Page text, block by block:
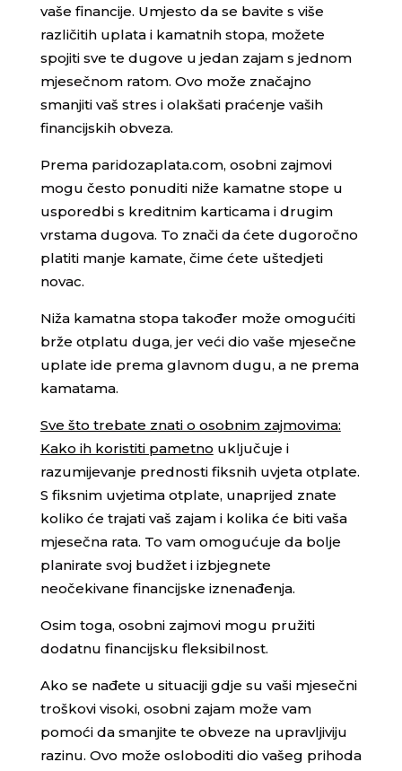
vaše financije. Umjesto da se bavite s više
različitih uplata i kamatnih stopa, možete
spojiti sve te dugove u jedan zajam s jednom
mjesečnom ratom. Ovo može značajno
smanjiti vaš stres i olakšati praćenje vaših
financijskih obveza.
Prema paridozaplata.com, osobni zajmovi
mogu često ponuditi niže kamatne stope u
usporedbi s kreditnim karticama i drugim
vrstama dugova. To znači da ćete dugoročno
platiti manje kamate, čime ćete uštedjeti
novac.
Niža kamatna stopa također može omogućiti
brže otplatu duga, jer veći dio vaše mjesečne
uplate ide prema glavnom dugu, a ne prema
kamatama.
Sve što trebate znati o osobnim zajmovima:
Kako ih koristiti pametno uključuje i
razumijevanje prednosti fiksnih uvjeta otplate.
S fiksnim uvjetima otplate, unaprijed znate
koliko će trajati vaš zajam i kolika će biti vaša
mjesečna rata. To vam omogućuje da bolje
planirate svoj budžet i izbjegnete
neočekivane financijske iznenađenja.
Osim toga, osobni zajmovi mogu pružiti
dodatnu financijsku fleksibilnost.
Ako se nađete u situaciji gdje su vaši mjesečni
troškovi visoki, osobni zajam može vam
pomoći da smanjite te obveze na upravljiviju
razinu. Ovo može osloboditi dio vašeg prihoda